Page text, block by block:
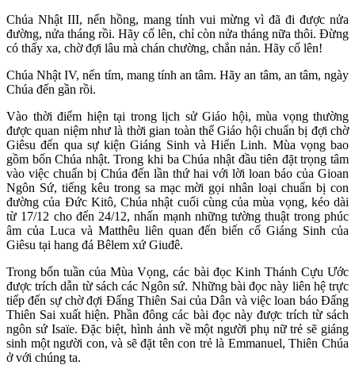
Chúa Nhật III, nến hồng, mang tính vui mừng vì đã đi được nửa
đường, nửa tháng rồi. Hãy cố lên, chỉ còn nửa tháng nữa thôi. Đừng
có thấy xa, chờ đợi lâu mà chán chường, chắn nản. Hãy cố lên!
Chúa Nhật IV, nến tím, mang tính an tâm. Hãy an tâm, an tâm, ngày
Chúa đến gần rồi.
Vào thời điểm hiện tại trong lịch sử Giáo hội, mùa vọng thường
được quan niệm như là thời gian toàn thể Giáo hội chuẩn bị đợi chờ
Giêsu đến qua sự kiện Giáng Sinh và Hiển Linh. Mùa vọng bao
gồm bốn Chúa nhật. Trong khi ba Chúa nhật đầu tiên đặt trọng tâm
vào việc chuẩn bị Chúa đến lần thứ hai với lời loan báo của Gioan
Ngôn Sứ, tiếng kêu trong sa mạc mời gọi nhân loại chuẩn bị con
đường của Đức Kitô, Chúa nhật cuối cùng của mùa vọng, kéo dài
từ 17/12 cho đến 24/12, nhấn mạnh những tường thuật trong phúc
âm của Luca và Matthêu liên quan đến biến cố Giáng Sinh của
Giêsu tại hang đá Bêlem xứ Giuđê.
Trong bốn tuần của Mùa Vọng, các bài đọc Kinh Thánh Cựu Ước
được trích dẫn từ sách các Ngôn sứ. Những bài đọc này liên hệ trực
tiếp đến sự chờ đợi Đấng Thiên Sai của Dân và việc loan báo Đấng
Thiên Sai xuất hiện. Phần đông các bài đọc này được trích từ sách
ngôn sứ Isaïe. Đặc biệt, hình ảnh về một người phụ nữ trẻ sẽ giáng
sinh một người con, và sẽ đặt tên con trẻ là Emmanuel, Thiên Chúa
ở với chúng ta.